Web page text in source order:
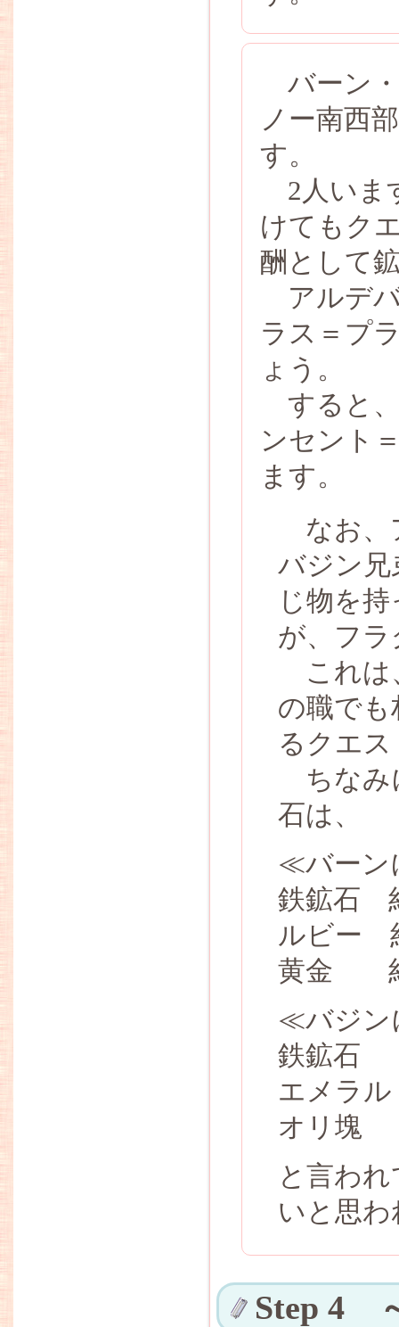
バーン
ノー南西
す。
2人いま
けてもク
酬として
アルデ
ラス＝プ
ょう。
すると
ンセント
ます。
なお、
バジン兄
じ物を
が、フ
これは
の職で
るクエ
ちなみ
石は、
≪バーン
鉄鉱石
ルビー
黄金
≪バジン
鉄鉱
エメラ
オリ
と言わ
いと思
Step 4